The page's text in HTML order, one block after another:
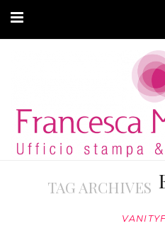
ARTICOLI
MODA ADATTIVA
CONTATTITAG ARCHIVES